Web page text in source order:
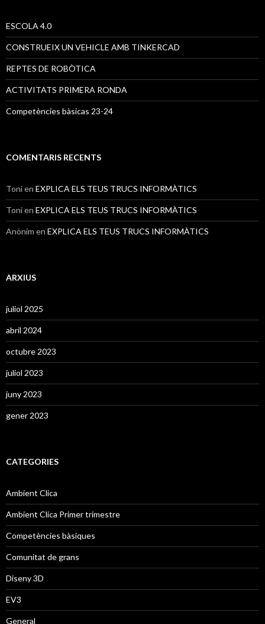
ESCOLA 4.0
CONSTRUEIX UN VEHICLE AMB TINKERCAD
REPTES DE ROBÒTICA
ACTIVITATS PRIMERA RONDA
Competències bàsicas 23-24
COMENTARIS RECENTS
Tonien EXPLICA ELS TEUS TRUCS INFORMÀTICS
Tonien EXPLICA ELS TEUS TRUCS INFORMÀTICS
Anònim en EXPLICA ELS TEUS TRUCS INFORMÀTICS
ARXIUS
juliol 2025
abril 2024
octubre 2023
juliol 2023
juny 2023
gener 2023
CATEGORIES
Ambient Clica
Ambient Clica Primer trimestre
Competències bàsiques
Comunitat de grans
Diseny 3D
EV3
General